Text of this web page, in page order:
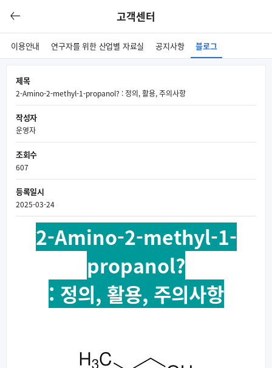
고객센터
이용안내 연구자를 위한 산업별 자료실 공지사항 블로그
제목
2-Amino-2-methyl-1-propanol? : 정의, 활용, 주의사항
작성자
운영자
조회수
607
등록일시
2025-03-24
2-Amino-2-methyl-1-
propanol?
: 정의, 활용, 주의사항